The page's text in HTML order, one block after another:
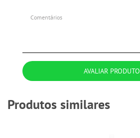
AVALIAR PRODUTO
Produtos similares